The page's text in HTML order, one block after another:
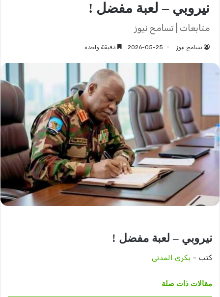
نيروبي – لعبة مفضل !
متابعات | تسامح نيوز
تسامح نيوز 2026-05-25 دقيقة واحدة
نيروبي – لعبة مفضل !
كتب – بكرى المدنى
مقالات ذات صلة